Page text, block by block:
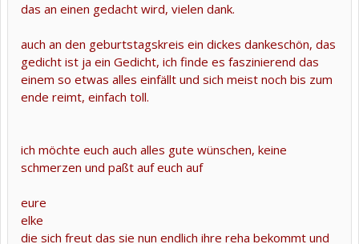
das an einen gedacht wird, vielen dank.
auch an den geburtstagskreis ein dickes dankeschön, das
gedicht ist ja ein Gedicht, ich finde es faszinierend das
einem so etwas alles einfällt und sich meist noch bis zum
ende reimt, einfach toll.
ich möchte euch auch alles gute wünschen, keine
schmerzen und paßt auf euch auf
eure
elke
die sich freut das sie nun endlich ihre reha bekommt und